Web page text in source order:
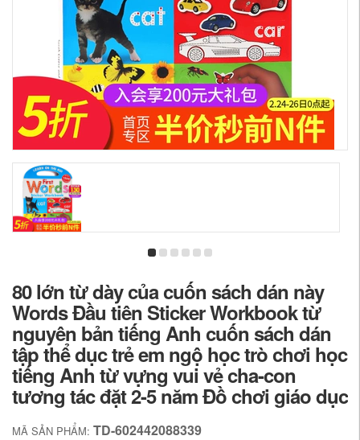
80 lớn từ dày của cuốn sách dán này
Words Đầu tiên Sticker Workbook từ
nguyên bản tiếng Anh cuốn sách dán
tập thể dục trẻ em ngộ học trò chơi học
tiếng Anh từ vựng vui vẻ cha-con
tương tác đặt 2-5 năm Đồ chơi giáo dục
MÃ SẢN PHẨM: TD-602442088339